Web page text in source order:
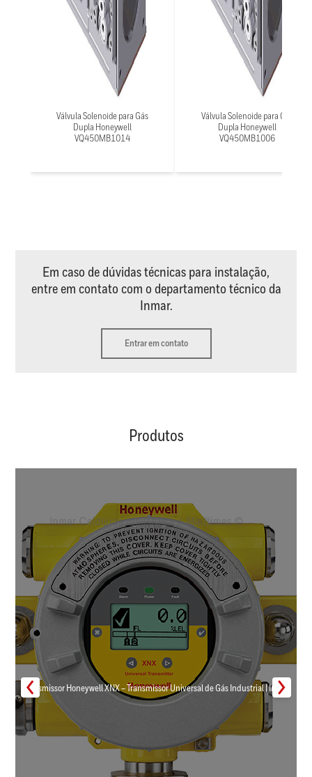
Válvula Solenoide para Gás
Dupla Honeywell
VQ450MB1014
Válvula Solenoide para Gás
Dupla Honeywell
VQ450MB1006
Em caso de dúvidas técnicas para instalação,
entre em contato com o departamento técnico da
Inmar.
Entrar em contato
Produtos
Transmissor Honeywell XNX – Transmissor Universal de Gás Industrial | Inmar